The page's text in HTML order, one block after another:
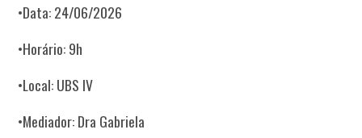
•Data: 24/06/2026
•Horário: 9h
•Local: UBS IV
•Mediador: Dra Gabriela